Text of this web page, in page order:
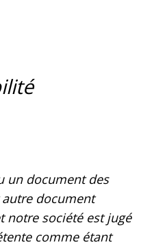
un document des
autre document
notre société est jugé
comme étant